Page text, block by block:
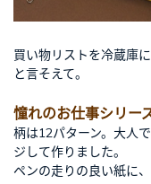
買い物リストを冷蔵庫
と言そえて。
憧れのお仕事シリー
柄は12パターン。大人
ジして作りました。
ペンの走りの良い紙に